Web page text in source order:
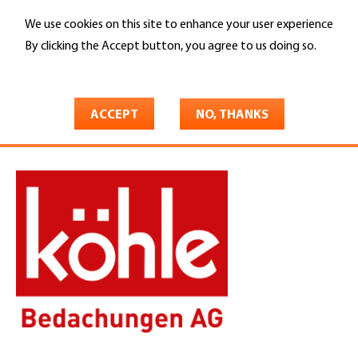
We use cookies on this site to enhance your user experience
By clicking the Accept button, you agree to us doing so.
ACCEPT NO, THANKS
main
Search
Köhle Bedachungen AG